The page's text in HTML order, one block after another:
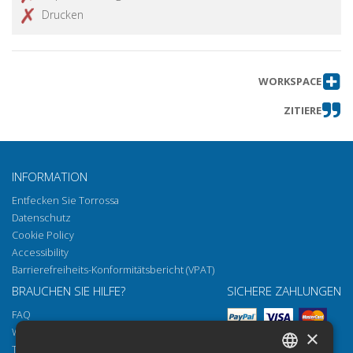
Drucken
WORKSPACE
ZITIERE
INFORMATION
Entfecken Sie Torrossa
Datenschutz
Cookie Policy
Accessibility
Barrierefreiheits-Konformitätsbericht (VPAT)
BRAUCHEN SIE HILFE?
FAQ
Wie öffnen Sie unsere Dokumente
Torrossa Reader
SICHERE ZAHLUNGEN
×